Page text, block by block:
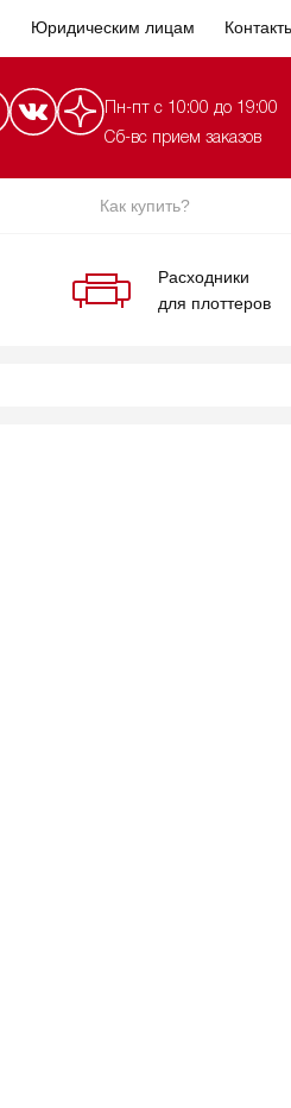
Юридическим лицам
Пн-пт с 10:00 до 19:00
Сб-вс прием заказов
Как купить?
Расходники
для плоттеров